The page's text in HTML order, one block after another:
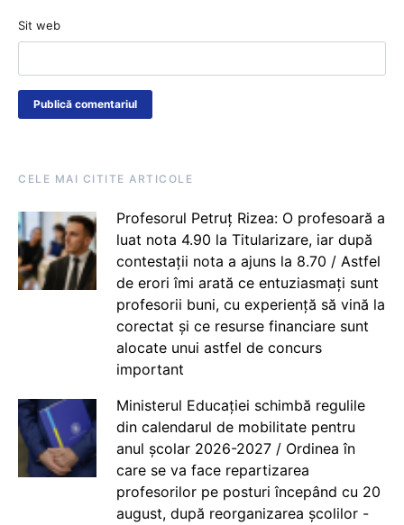
Sit web
CELE MAI CITITE ARTICOLE
Profesorul Petruț Rizea: O profesoară a
luat nota 4.90 la Titularizare, iar după
contestații nota a ajuns la 8.70 / Astfel
de erori îmi arată ce entuziasmați sunt
profesorii buni, cu experiență să vină la
corectat și ce resurse financiare sunt
alocate unui astfel de concurs
important
Ministerul Educației schimbă regulile
din calendarul de mobilitate pentru
anul școlar 2026-2027 / Ordinea în
care se va face repartizarea
profesorilor pe posturi începând cu 20
august, după reorganizarea școlilor -